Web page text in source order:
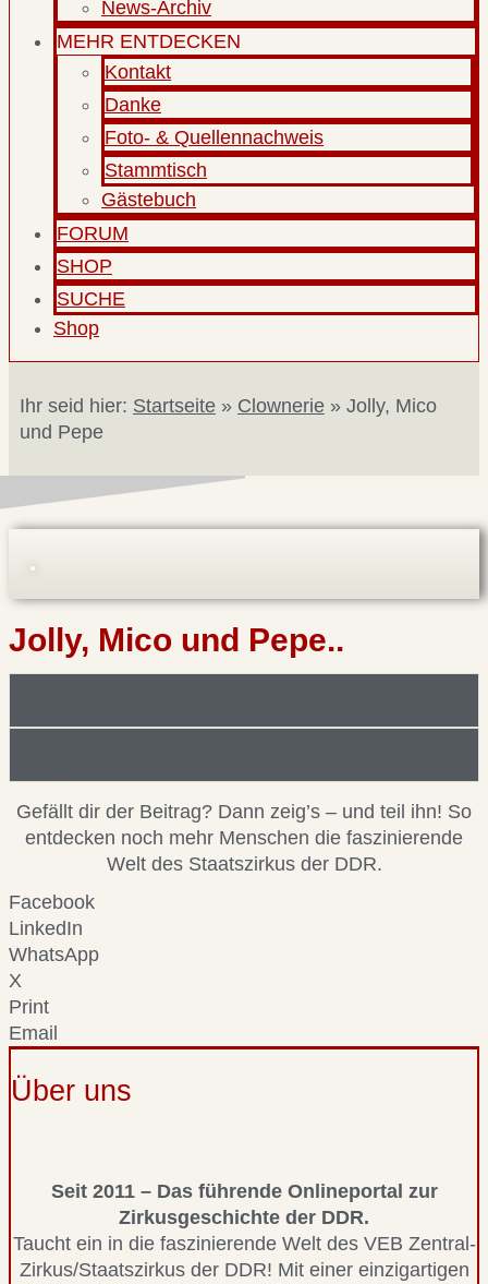
News-Archiv
MEHR ENTDECKEN
Kontakt
Danke
Foto- & Quellennachweis
Stammtisch
Gästebuch
FORUM
SHOP
SUCHE
Shop
Ihr seid hier: Startseite » Clownerie » Jolly, Mico
und Pepe
Jolly, Mico und Pepe..
Gefällt dir der Beitrag? Dann zeig’s – und teil ihn! So
entdecken noch mehr Menschen die faszinierende
Welt des Staatszirkus der DDR.
Facebook
LinkedIn
WhatsApp
X
Print
Email
Über uns
Seit 2011 – Das führende Onlineportal zur
Zirkusgeschichte der DDR.
Taucht ein in die faszinierende Welt des VEB Zentral-
Zirkus/Staatszirkus der DDR! Mit einer einzigartigen